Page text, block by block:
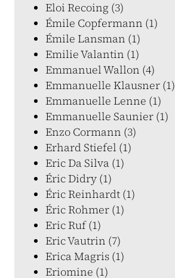
Eloi Recoing (3)
Émile Copfermann (1)
Émile Lansman (1)
Emilie Valantin (1)
Emmanuel Wallon (4)
Emmanuelle Klausner (1)
Emmanuelle Lenne (1)
Emmanuelle Saunier (1)
Enzo Cormann (3)
Erhard Stiefel (1)
Eric Da Silva (1)
Éric Didry (1)
Éric Reinhardt (1)
Éric Rohmer (1)
Eric Ruf (1)
Eric Vautrin (7)
Erica Magris (1)
Eriomine (1)